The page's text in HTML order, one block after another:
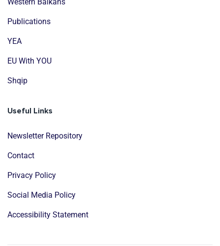
Publications
YEA
EU With YOU
Shqip
Useful Links
Newsletter Repository
Contact
Privacy Policy
Social Media Policy
Accessibility Statement